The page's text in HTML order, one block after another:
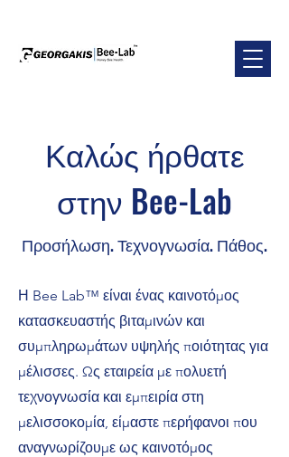
Καλώς ήρθατε
στην Bee-Lab
Προσήλωση. Τεχνογνωσία. Πάθος.
Η Bee Lab™ είναι ένας καινοτόμος
κατασκευαστής βιταμινών και
συμπληρωμάτων υψηλής ποιότητας για
μέλισσες. Ως εταιρεία με πολυετή
τεχνογνωσία και εμπειρία στη
μελισσοκομία, είμαστε περήφανοι που
αναγνωρίζουμε ως καινοτόμος